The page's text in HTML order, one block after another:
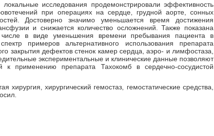
исследования продемонстрировали эффективность
при операциях на сердце, грудной аорте, сонных
Достоверно значимо уменьшается время достижения
и снижается количество осложнений. Также показана
числе в виде уменьшения времени пребывания пациента в
примеров альтернативного использования препарата
закрытия дефектов стенок камер сердца, аэро- и лимфостаза,
экспериментальные и клинические данные позволяют
к применению препарата Тахокомб в сердечно-сосудистой
хирургия, хирургический гемостаз, гемостатические средства,